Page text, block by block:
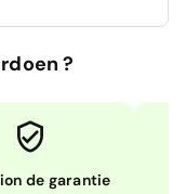
?
de garantie